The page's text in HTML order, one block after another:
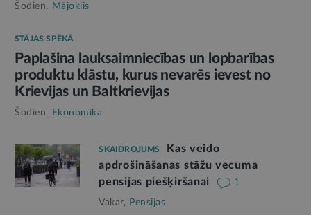
Šodien, Mājoklis
STĀJAS SPĒKĀ
Paplašina lauksaimniecības un lopbarības
produktu klāstu, kurus nevarēs ievest no
Krievijas un Baltkrievijas
Šodien, Ekonomika
SKAIDROJUMS
Kas veido
apdrošināšanas stāžu vecuma
pensijas piešķiršanai
1
Vakar, Pensijas